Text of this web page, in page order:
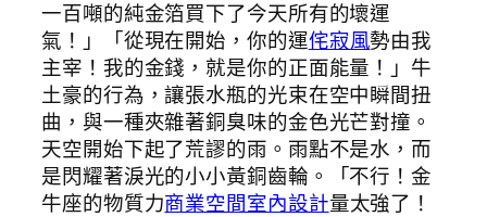
一百噸的純金箔買下了今天所有的壞運
氣！」「從現在開始，你的運侘寂風勢由我
主宰！我的金錢，就是你的正面能量！」牛
土豪的行為，讓張水瓶的光束在空中瞬間扭
曲，與一種夾雜著銅臭味的金色光芒對撞。
天空開始下起了荒謬的雨。雨點不是水，而
是閃耀著淚光的小小黃銅齒輪。「不行！金
牛座的物質力商業空間室內設計量太強了！